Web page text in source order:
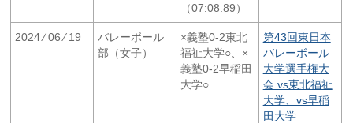
（07:08.89）
2024 ⁄ 06 ⁄ 19
バレーボール
部（女子）
×義塾0-2東北
福祉大学○、×
義塾0-2早稲田
大学○
第43回東日本
バレーボール
大学選手権大
会 vs東北福祉
大学、vs早稲
田大学